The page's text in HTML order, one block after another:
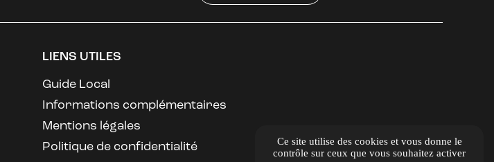
LIENS UTILES
Guide Local
Informations complémentaires
Mentions légales
Politique de confidentialité
Ce site utilise des cookies et vous donne le
contrôle sur ceux que vous souhaitez activer